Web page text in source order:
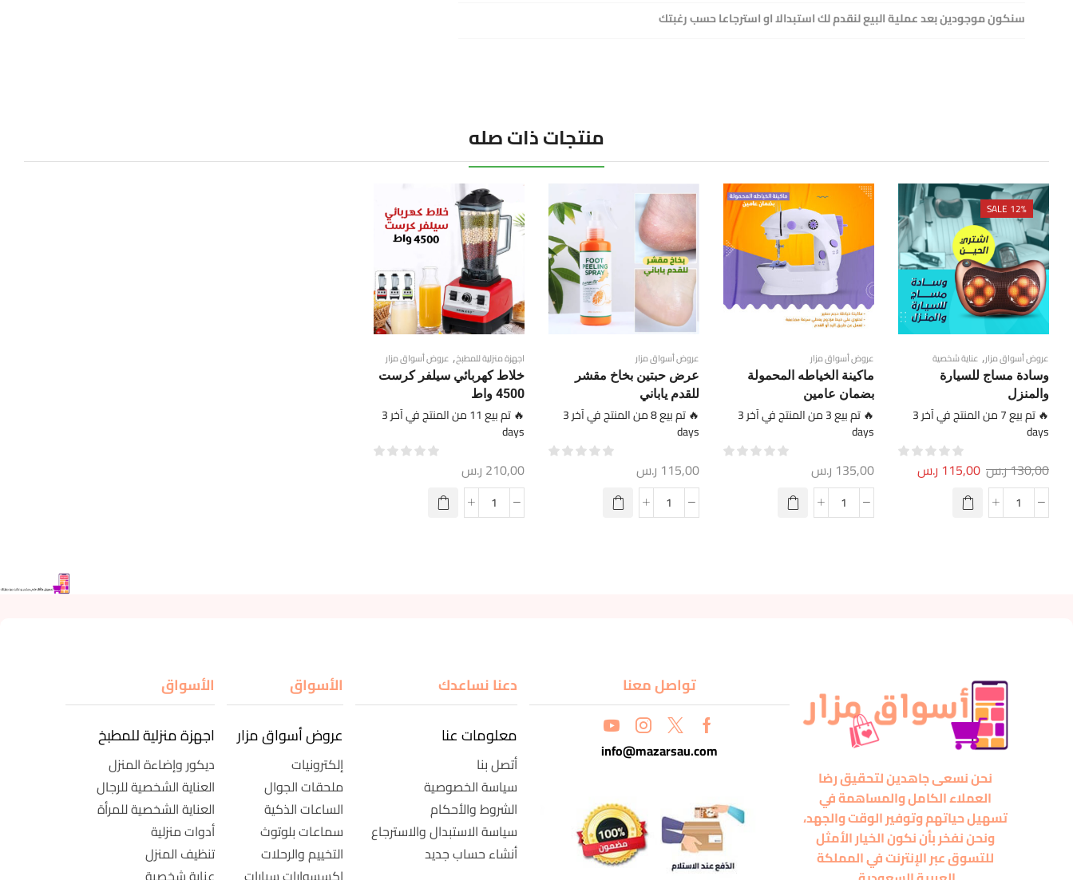
سنكون موجودين بعد عملية البيع لنقدم لك استبدالا او استرجاعا حسب رغبتك
منتجات ذات صله
SALE 12%
عروض أسواق مزار, عناية شخصية
وسادة مساج للسيارة
والمنزل
🔥 تم بيع 7 من المنتج في آخر 3
days
130,00ر.س 115,00 ر.س
عروض أسواق مزار
ماكينة الخياطه المحمولة
بضمان عامين
🔥 تم بيع 3 من المنتج في آخر 3
days
135,00 ر.س
عروض أسواق مزار
عرض حبتين بخاخ مقشر
للقدم ياباني
🔥 تم بيع 8 من المنتج في آخر 3
days
115,00 ر.س
اجهزة منزلية للمطبخ, عروض أسواق مزار
خلاط كهربائي سيلفر كرست
4500 واط
🔥 تم بيع 11 من المنتج في آخر 3
days
210,00 ر.س
نحن نسعى جاهدين لتحقيق رضا
العملاء الكامل والمساهمة في
تسهيل حياتهم وتوفير الوقت والجهد،
ونحن نفخر بأن نكون الخيار الأمثل
للتسوق عبر الإنترنت في المملكة
تواصل معنا
info@mazarsau.com
دعنا نساعدك
معلومات عنا
أتصل بنا
سياسة الخصوصية
الشروط والأحكام
سياسة الاستبدال والاسترجاع
أنشاء حساب جديد
الأسواق
عروض أسواق مزار
إلكترونيات
ملحقات الجوال
الساعات الذكية
سماعات بلوتوث
التخييم والرحلات
الأسواق
اجهزة منزلية للمطبخ
ديكور وإضاءة المنزل
العناية الشخصية للرجال
العناية الشخصية للمرأة
أدوات منزلية
تنظيف المنزل